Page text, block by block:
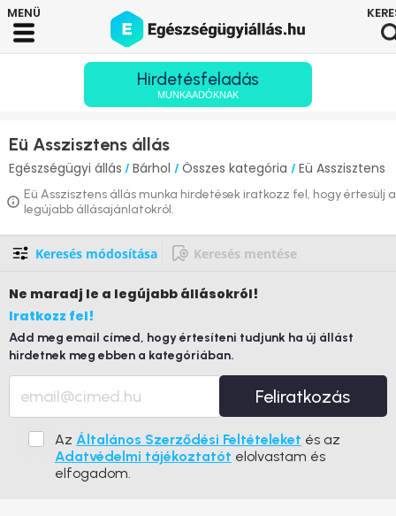
Hirdetésfeladás
MUNKAADÓKNAK
Eü Asszisztens állás
Egészségügyi állás / Bárhol / Összes kategória / Eü Asszisztens
Eü Asszisztens állás munka hirdetések iratkozz fel, hogy értesülj a
legújabb állásajánlatokról.
Keresés módosítása Keresés mentése
Ne maradj le a legújabb állásokról!
Iratkozz fel!
Add meg email címed, hogy értesíteni tudjunk ha új állást
hirdetnek meg ebben a kategóriában.
Feliratkozás
Az Általános Szerződési Feltételeket és az
Adatvédelmi tájékoztatót elolvastam és
elfogadom.